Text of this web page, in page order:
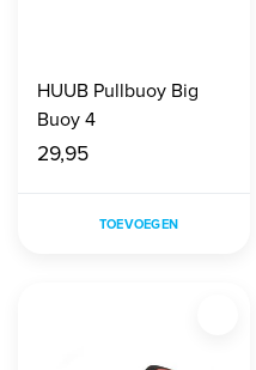
HUUB Pullbuoy Big
Buoy 4
29,95
TOEVOEGEN